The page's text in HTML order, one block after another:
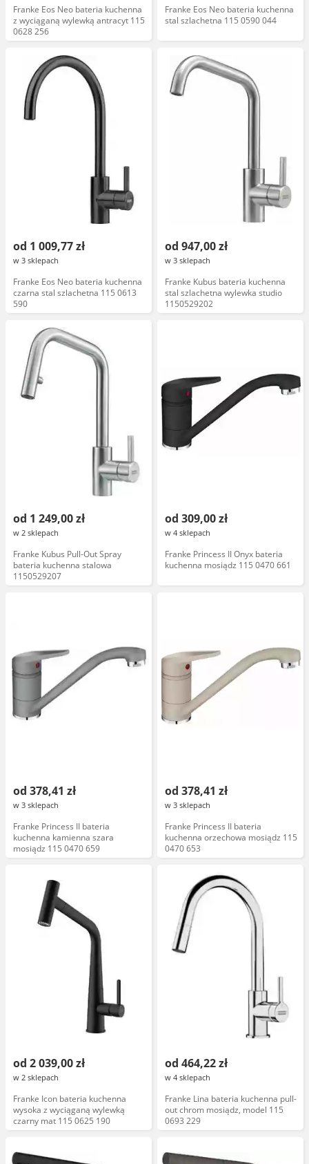
Franke Eos Neo bateria kuchenna
z wyciąganą wylewką antracyt 115
0628 256
Franke Eos Neo bateria kuchenna
stal szlachetna 115 0590 044
od 1 009,77 zł
w 3 sklepach
Franke Eos Neo bateria kuchenna
czarna stal szlachetna 115 0613
590
od 947,00 zł
w 3 sklepach
Franke Kubus bateria kuchenna
stal szlachetna wylewka studio
1150529202
od 1 249,00 zł
w 2 sklepach
Franke Kubus Pull-Out Spray
bateria kuchenna stalowa
1150529207
od 309,00 zł
w 4 sklepach
Franke Princess II Onyx bateria
kuchenna mosiądz 115 0470 661
od 378,41 zł
w 3 sklepach
Franke Princess II bateria
kuchenna kamienna szara
mosiądz 115 0470 659
od 378,41 zł
w 3 sklepach
Franke Princess II bateria
kuchenna orzechowa mosiądz 115
0470 653
od 2 039,00 zł
w 2 sklepach
Franke Icon bateria kuchenna
wysoka z wyciąganą wylewką
czarny mat 115 0625 190
od 464,22 zł
w 4 sklepach
Franke Lina bateria kuchenna pull-
out chrom mosiądz, model 115
0693 229